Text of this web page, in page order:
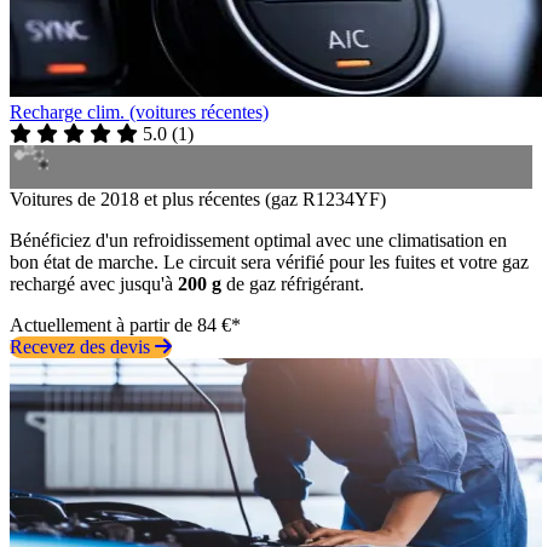
Recharge clim. (voitures récentes)
5.0 (1)
Voitures de 2018 et plus récentes (gaz R1234YF)
Bénéficiez d'un refroidissement optimal avec une climatisation en
bon état de marche. Le circuit sera vérifié pour les fuites et votre gaz
rechargé avec jusqu'à 200 g de gaz réfrigérant.
Actuellement à partir de 84 €*
Recevez des devis